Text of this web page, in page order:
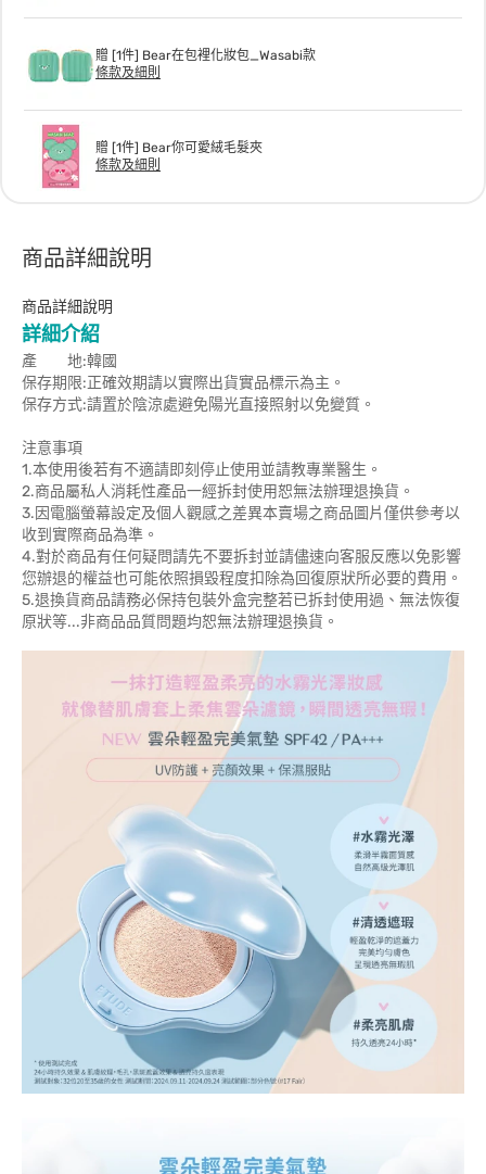
贈 [1件] Bear在包裡化妝包_Wasabi款
條款及細則
贈 [1件] Bear你可愛絨毛髮夾
條款及細則
商品詳細說明
商品詳細說明
詳細介紹
產 地:韓國
保存期限:正確效期請以實際出貨實品標示為主。
保存方式:請置於陰涼處避免陽光直接照射以免變質。
注意事項
1.本使用後若有不適請即刻停止使用並請教專業醫生。
2.商品屬私人消耗性產品一經拆封使用恕無法辦理退換貨。
3.因電腦螢幕設定及個人觀感之差異本賣場之商品圖片僅供參考以
收到實際商品為準。
4.對於商品有任何疑問請先不要拆封並請儘速向客服反應以免影響
您辦退的權益也可能依照損毀程度扣除為回復原狀所必要的費用。
5.退換貨商品請務必保持包裝外盒完整若已拆封使用過、無法恢復
原狀等...非商品品質問題均恕無法辦理退換貨。